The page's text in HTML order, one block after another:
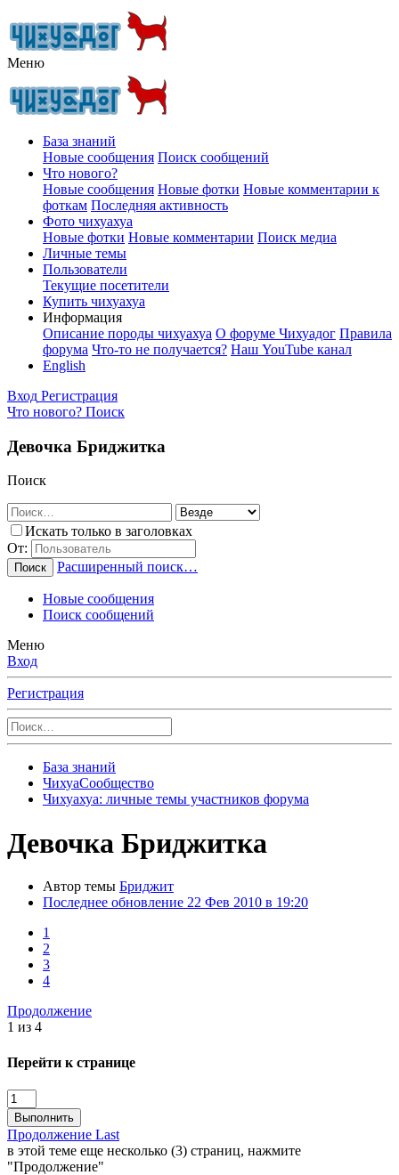
Меню
База знаний
Новые сообщения Поиск сообщений
Что нового?
Новые сообщения Новые фотки Новые комментарии к
фоткам Последняя активность
Фото чихуахуа
Новые фотки Новые комментарии Поиск медиа
Личные темы
Пользователи
Текущие посетители
Купить чихуахуа
Информация
Описание породы чихуахуа О форуме Чихуадог Правила
форума Что-то не получается? Наш YouTube канал
English
Вход Регистрация
Что нового? Поиск
Девочка Бриджитка
Поиск
Искать только в заголовках
От:
Поиск Расширенный поиск…
Новые сообщения
Поиск сообщений
Меню
Вход
Регистрация
База знаний
ЧихуаСообщество
Чихуахуа: личные темы участников форума
Девочка Бриджитка
Автор темы Бриджит
Последнее обновление 22 Фев 2010 в 19:20
1
2
3
4
Продолжение
1 из 4
Перейти к странице
Выполнить
Продолжение Last
в этой теме еще несколько (3) страниц, нажмите
"Продолжение"